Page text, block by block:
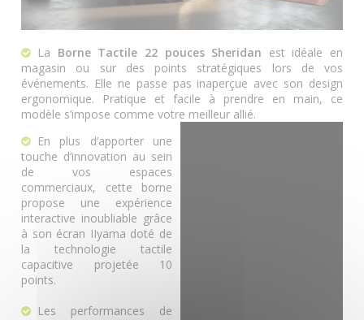
La Borne Tactile 22 pouces Sheridan est idéale en
magasin ou sur des points stratégiques lors de vos
événements. Elle ne passe pas inaperçue avec son design
ergonomique. Pratique et facile à prendre en main, ce
modèle s’impose comme votre meilleur allié.
En plus d’apporter une
touche d’innovation au sein
de vos espaces
commerciaux, cette borne
propose une expérience
interactive inoubliable grâce
à son écran IIyama doté de
la technologie tactile
capacitive projetée 10
points.
Les performances de